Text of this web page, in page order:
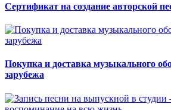
Сертификат на создание авторской
Покупка и доставка музыкального
зарубежа